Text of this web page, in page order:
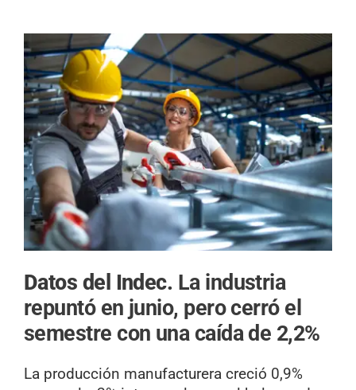
Datos del Indec. La industria
repuntó en junio, pero cerró el
semestre con una caída de 2,2%
La producción manufacturera creció 0,9%